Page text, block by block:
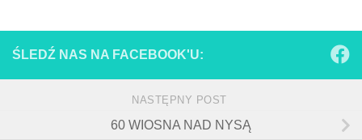
ŚLEDŹ NAS NA FACEBOOK'U:
NASTĘPNY POST
60 WIOSNA NAD NYSĄ